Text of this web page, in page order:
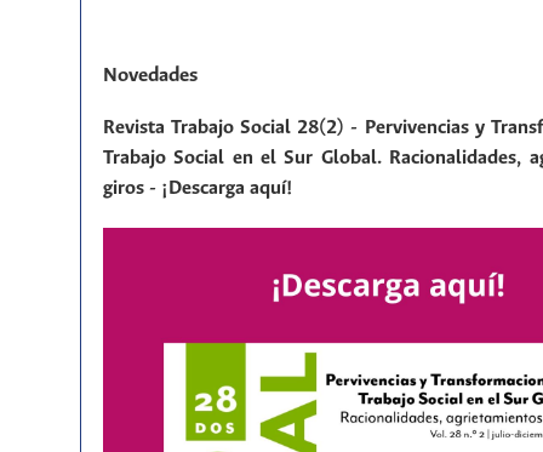
Novedades
Revista Trabajo Social 28(2) - Pervivencias y
Trabajo Social en el Sur Global. Racionalidades,
giros - ¡Descarga aquí!